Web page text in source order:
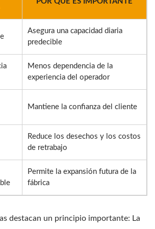
Asegura una capacidad diaria
predecible
Menos dependencia de la
experiencia del operador
Mantiene la confianza del cliente
Reduce los desechos y los costos
de retrabajo
Permite la expansión futura de la
fábrica
destacan un principio importante: La